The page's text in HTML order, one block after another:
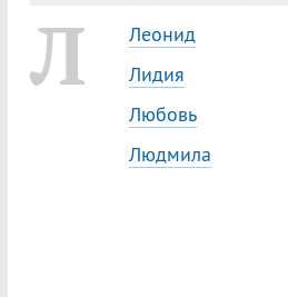
Л
Леонид
Лидия
Любовь
Людмила